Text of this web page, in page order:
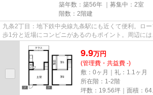
築年数：築56年 ｜募集中： 2室
階数：2階建
九条2丁目：地下鉄中央線九条駅にも近くて便利。ロ
歩1分と近場にコンビニがあるのもポイント。周辺には
があります。駐車場までの距...
9.9万円
(管理費・共益費 -)
敷：0ヶ月｜礼：1.1ヶ月
所在階：1-2階
坪数：19.56坪｜面積：